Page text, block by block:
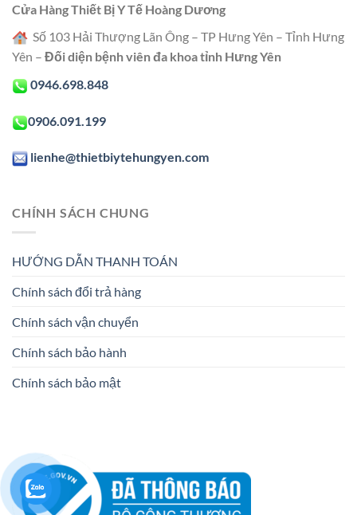
Cửa Hàng Thiết Bị Y Tế Hoàng Dương
Số 103 Hải Thượng Lãn Ông – TP Hưng Yên – Tỉnh Hưng
Yên – Đối diện bệnh viên đa khoa tỉnh Hưng Yên
0946.698.848
0906.091.199
lienhe@thietbiytehungyen.com
CHÍNH SÁCH CHUNG
HƯỚNG DẪN THANH TOÁN
Chính sách đổi trả hàng
Chính sách vận chuyển
Chính sách bảo hành
Chính sách bảo mật